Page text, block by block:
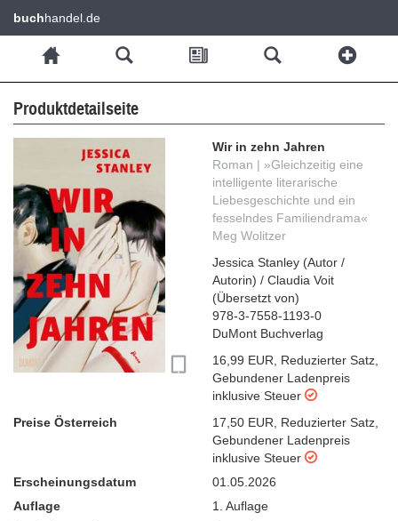
buchhandel.de
Produktdetailseite
Wir in zehn Jahren
Roman | »Gleichzeitig eine
intelligente literarische
Liebesgeschichte und ein
fesselndes Familiendrama«
Meg Wolitzer
Jessica Stanley (Autor /
Autorin) / Claudia Voit
(Übersetzt von)
978-3-7558-1193-0
DuMont Buchverlag
16,99 EUR
Reduzierter Satz
Gebundener Ladenpreis
inklusive Steuer
Preise Österreich
17,50 EUR Reduzierter Satz
Gebundener Ladenpreis
inklusive Steuer
Erscheinungsdatum
01.05.2026
Auflage
1. Auflage